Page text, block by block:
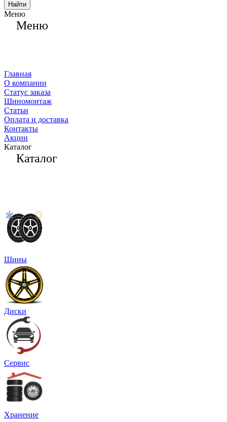
Найти
Меню
Меню
Главная
О компании
Статус заказа
Шиномонтаж
Статьи
Оплата и доставка
Контакты
Акции
Каталог
Каталог
Шины
Диски
Сервис
Хранение